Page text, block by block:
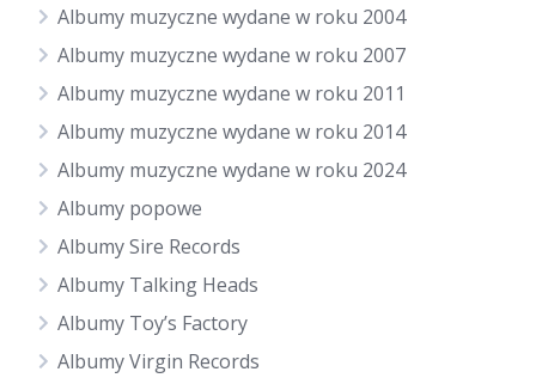
Albumy muzyczne wydane w roku 2004
Albumy muzyczne wydane w roku 2007
Albumy muzyczne wydane w roku 2011
Albumy muzyczne wydane w roku 2014
Albumy muzyczne wydane w roku 2024
Albumy popowe
Albumy Sire Records
Albumy Talking Heads
Albumy Toy’s Factory
Albumy Virgin Records